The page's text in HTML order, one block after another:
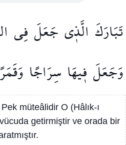
تَبَارَكَ الَّذ۪ي جَعَلَفِي
وَجَعَلَ ف۪يهَا سِرَاجًا
Pek müteâlidir O (Hâlık-ı
getirmiştir ve orada bir